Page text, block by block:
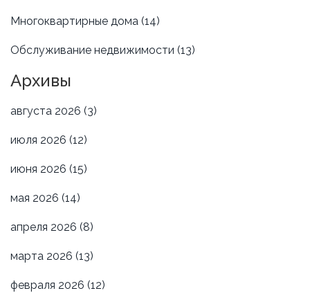
Многоквартирные дома (14)
Обслуживание недвижимости (13)
Архивы
августа 2026 (3)
июля 2026 (12)
июня 2026 (15)
мая 2026 (14)
апреля 2026 (8)
марта 2026 (13)
февраля 2026 (12)